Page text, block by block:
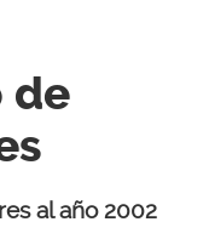
de
al año 2002